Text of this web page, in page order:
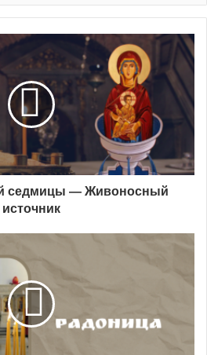
седмицы — Живоносный
источник